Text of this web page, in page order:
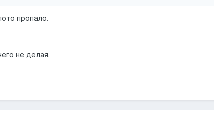
пропало.
не делая.